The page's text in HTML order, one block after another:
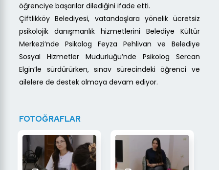
öğrenciye başarılar dilediğini ifade etti.
Çiftlikköy Belediyesi, vatandaşlara yönelik ücretsiz
psikolojik danışmanlık hizmetlerini Belediye Kültür
Merkezi’nde Psikolog Feyza Pehlivan ve Belediye
Sosyal Hizmetler Müdürlüğü’nde Psikolog Sercan
Elgin’le sürdürürken, sınav sürecindeki öğrenci ve
ailelere de destek olmaya devam ediyor.
FOTOĞRAFLAR